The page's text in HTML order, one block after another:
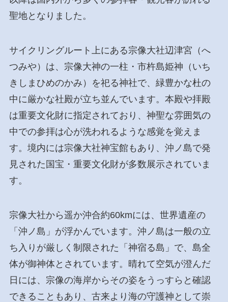
聖地となりました。
サイクリングルート上にある宗像大社辺津宮（へ
つみや）は、宗像大神の一柱・市杵島姫神（いち
きしまひめのかみ）を祀る神社で、緑豊かな杜の
中に厳かな社殿が立ち並んでいます。本殿や拝殿
は重要文化財に指定されており、神聖な雰囲気の
中での参拝は心が洗われるような感覚を覚えま
す。境内には宗像大社神宝館もあり、沖ノ島で発
見された国宝・重要文化財が多数展示されていま
す。
宗像大社から遥か沖合約60kmには、世界遺産の
「沖ノ島」が浮かんでいます。沖ノ島は一般の立
ち入りが厳しく制限された「神宿る島」で、島全
体が御神体とされています。晴れて空気が澄んだ
日には、宗像の海岸からその姿をうっすらと確認
できることもあり、古来より海の守護神として崇